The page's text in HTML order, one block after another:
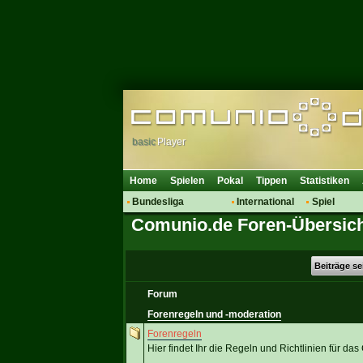
basic Player
Home Spielen Pokal Tippen Statistiken
Bundesliga
Hot News
Vereinsdiskussion
Vereinsfragen
International
Vereine
Spiel
Regeln &
Comunio.de Foren-
Beiträge
Forum
Forenregeln und -moderation
Forenregeln
Hier findet Ihr die Regeln und Richtlinien für das